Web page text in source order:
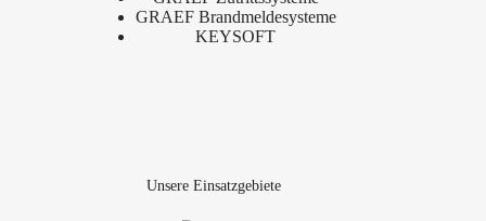
GRAEF Brandmeldesysteme
KEYSOFT
Unsere Einsatzgebiete